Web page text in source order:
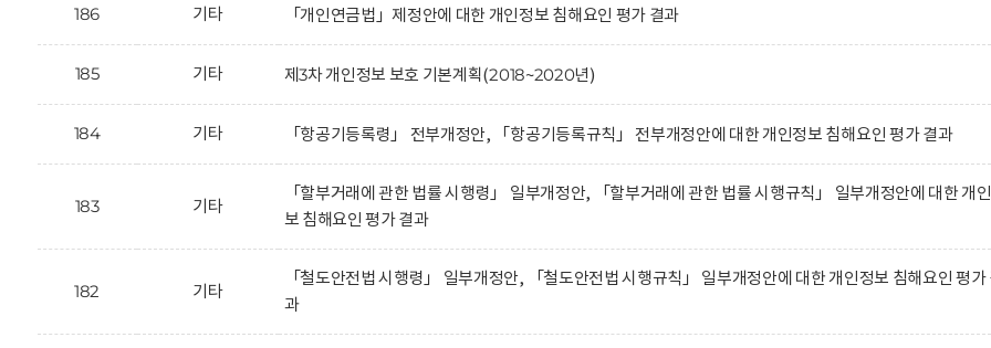
186 기타 「개인연금법」제정안에 대한 개인정보 침해요인 평가 결과
185 기타 제3차 개인정보 보호 기본계획(2018~2020년)
184 기타 「항공기등록령」 전부개정안, 「항공기등록규칙」 전부개정안에 대한 개인정보 침해요인 평가 결과
183 기타
「할부거래에 관한 법률 시행령」 일부개정안, 「할부거래에 관한 법률 시행규칙」 일부개정안에 대한 개
보 침해요인 평가 결과
182 기타
「철도안전법 시행령」 일부개정안, 「철도안전법 시행규칙」 일부개정안에 대한 개인정보 침해요인 평가
과